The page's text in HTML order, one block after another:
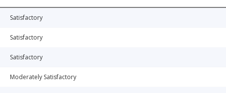
Satisfactory
Satisfactory
Satisfactory
Moderately Satisfactory